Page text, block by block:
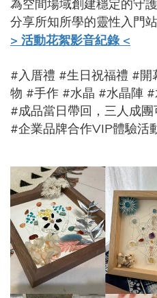
為空間場域創建穩定的守
分享所知所學的靈性入門站
> 活動花絮影音紀錄 <
#入厝禮 #生日祝福禮 #
物 #手作 #水晶 #水晶陣
#成品當日帶回，三人成
#企業品牌合作VIP體驗活